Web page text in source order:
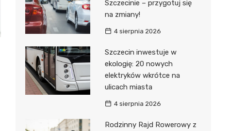
Szczecinie – przygotuj się
na zmiany!
4 sierpnia 2026
Szczecin inwestuje w
ekologię: 20 nowych
elektryków wkrótce na
ulicach miasta
4 sierpnia 2026
Rodzinny Rajd Rowerowy z